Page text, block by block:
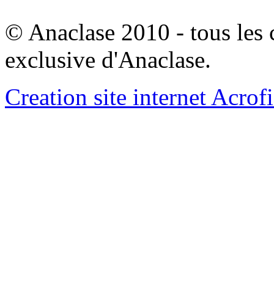
© Anaclase 2010 - tous les
exclusive d'Anaclase.
Creation site internet